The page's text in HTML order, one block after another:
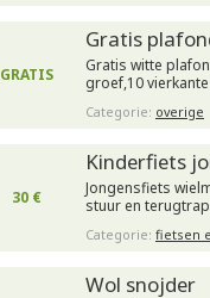
GRATIS
Gratis
Gratis witte
groef,10
Categorie: overige
30 €
Kinderfiets
Jongensfiets
stuur en
Categorie: fietsen
Wol snojder